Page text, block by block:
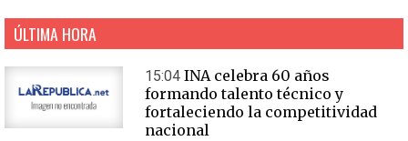
ÚLTIMA HORA
15:04 INA celebra 60 años
formando talento técnico y
fortaleciendo la competitividad
nacional